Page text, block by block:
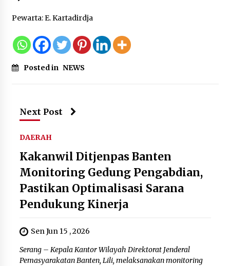
Pewarta: E. Kartadirdja
Posted in NEWS
Next Post
DAERAH
Kakanwil Ditjenpas Banten
Monitoring Gedung Pengabdian,
Pastikan Optimalisasi Sarana
Pendukung Kinerja
Sen Jun 15 , 2026
Serang – Kepala Kantor Wilayah Direktorat Jenderal
Pemasyarakatan Banten, Lili, melaksanakan monitoring